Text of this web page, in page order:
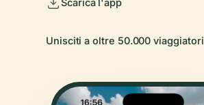
Scarica l'app
Unisciti a oltre 50.000 viaggiatori